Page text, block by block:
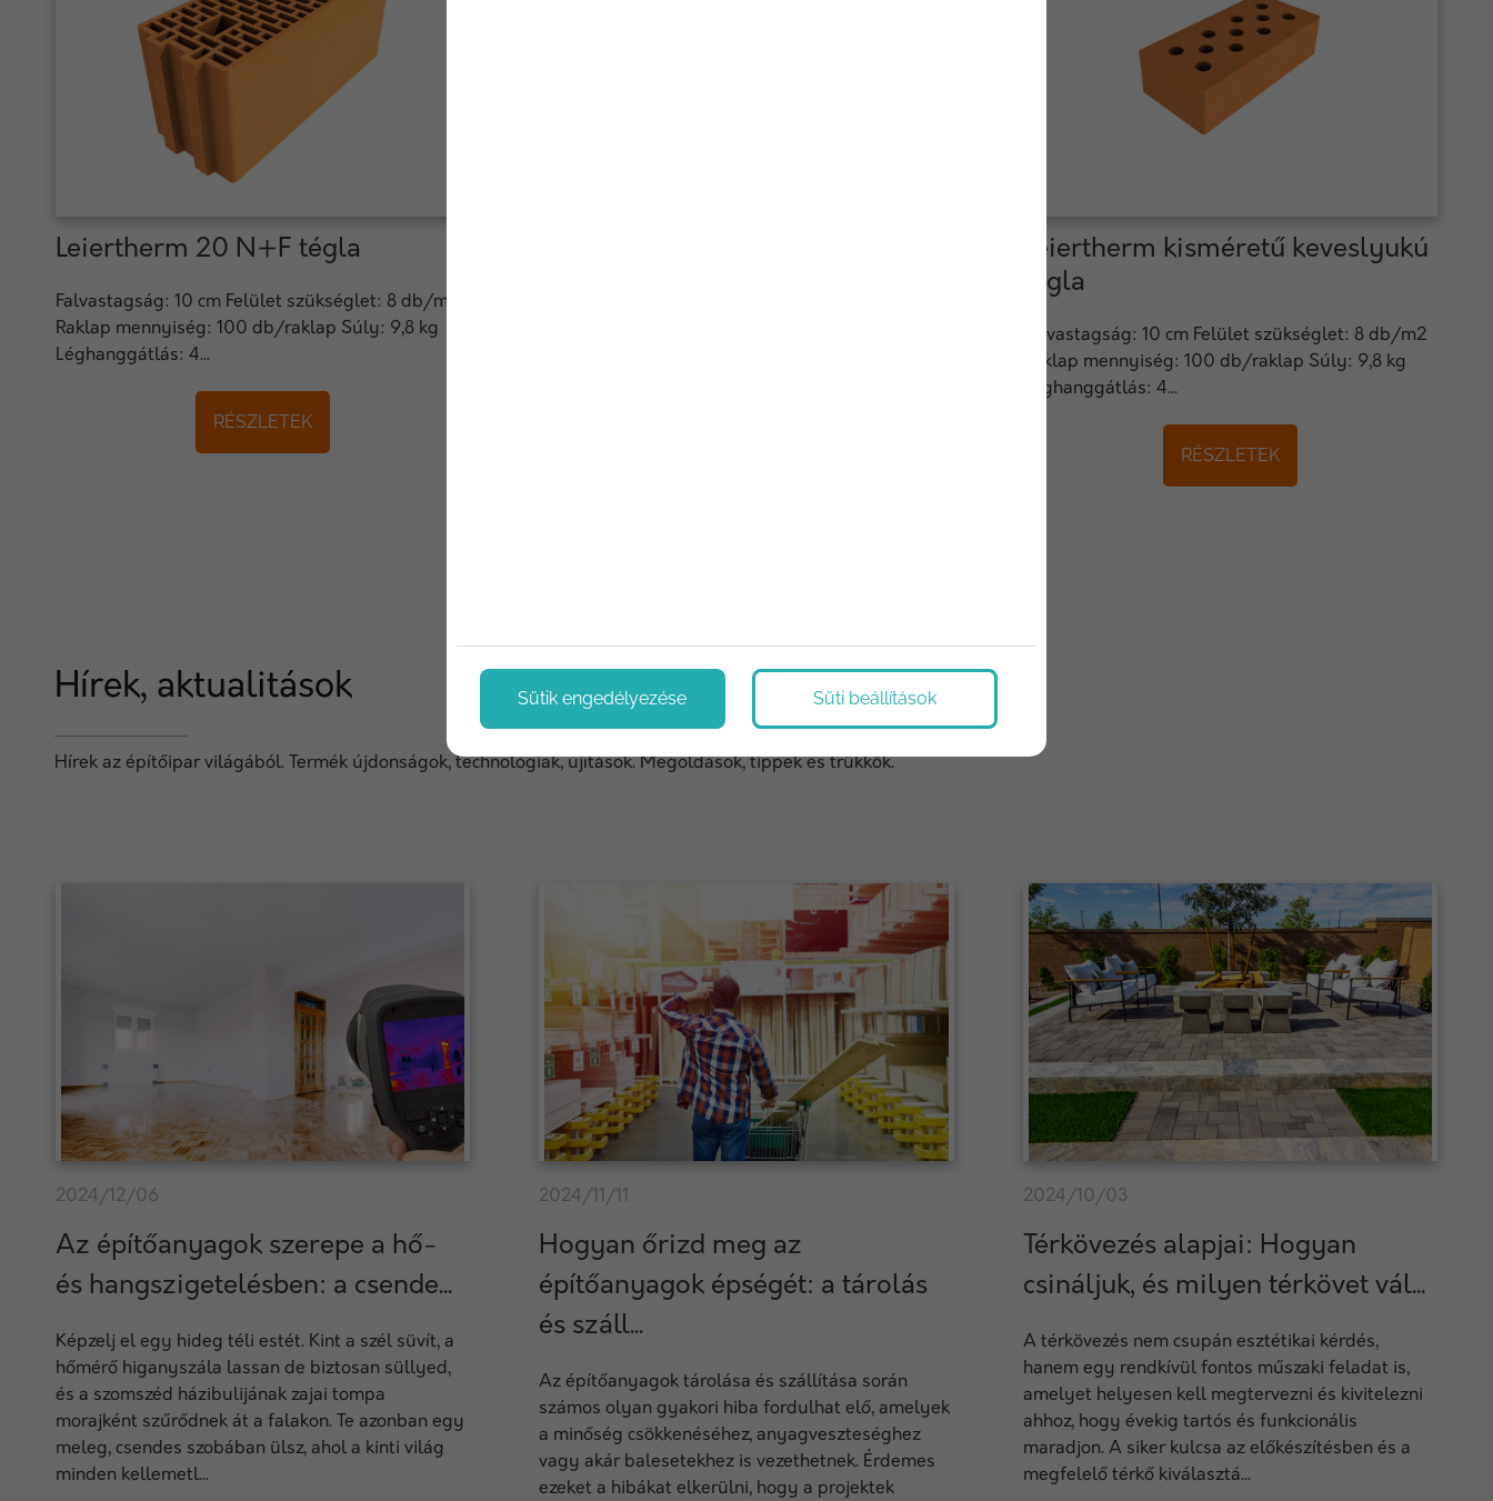
Leiertherm 20 N+F tégla
Falvastagság: 10 cm Felület szükséglet: 8 db/m2
Raklap mennyiség: 100 db/raklap Súly: 9,8 kg
Léghanggátlás: 4...
RÉSZLETEK
Leiertherm kisméretű keveslyukú
tégla
Falvastagság: 10 cm Felület szükséglet: 8 db/m2
Raklap mennyiség: 100 db/raklap Súly: 9,8 kg
Léghanggátlás: 4...
RÉSZLETEK
Hírek, aktualitások
Hírek az építőipar világából. Termék újdonságok, technológiák, újítások. Megoldások, tippek és trükkök.
2024/12/06
Az építőanyagok szerepe a hő-
és hangszigetelésben: a csende...
Képzelj el egy hideg téli estét. Kint a szél süvít, a
hőmérő higanyszála lassan de biztosan süllyed,
és a szomszéd házibulijának zajai tompa
morajként szűrődnek át a falakon. Te azonban egy
meleg, csendes szobában ülsz, ahol a kinti világ
minden kellemetl...
2024/11/11
Hogyan őrizd meg az
építőanyagok épségét: a tárolás
és száll...
Az építőanyagok tárolása és szállítása során
számos olyan gyakori hiba fordulhat elő, amelyek
a minőség csökkenéséhez, anyagveszteséghez
vagy akár balesetekhez is vezethetnek. Érdemes
ezeket a hibákat elkerülni, hogy a projektek
2024/10/03
Térkövezés alapjai: Hogyan
csináljuk, és milyen térkövet vál...
A térkövezés nem csupán esztétikai kérdés,
hanem egy rendkívül fontos műszaki feladat is,
amelyet helyesen kell megtervezni és kivitelezni
ahhoz, hogy évekig tartós és funkcionális
maradjon. A siker kulcsa az előkészítésben és a
megfelelő térkő kiválasztá...
Sütik engedélyezése Süti beállítások